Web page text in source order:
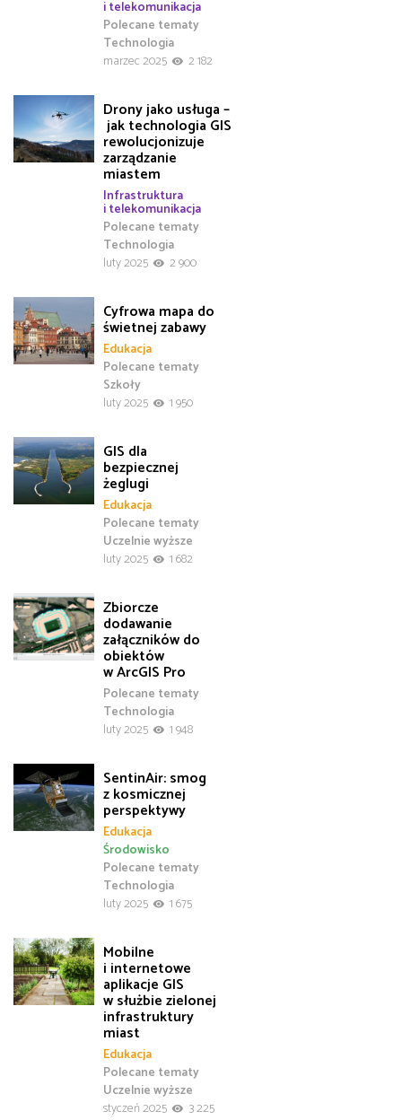
i telekomunikacja
Polecane tematy
Technologia
marzec 2025
2 182
Drony jako usługa –
jak technologia GIS
rewolucjonizuje
zarządzanie
miastem
Infrastruktura
i telekomunikacja
Polecane tematy
Technologia
luty 2025
2 900
Cyfrowa mapa do
świetnej zabawy
Edukacja
Polecane tematy
Szkoły
luty 2025
1 950
GIS dla
bezpiecznej
żeglugi
Edukacja
Polecane tematy
Uczelnie wyższe
luty 2025
1 682
Zbiorcze
dodawanie
załączników do
obiektów
w ArcGIS Pro
Polecane tematy
Technologia
luty 2025
1 948
SentinAir: smog
z kosmicznej
perspektywy
Edukacja
Polecane tematy
Środowisko
Technologia
luty 2025
1 675
Mobilne
i internetowe
aplikacje GIS
w służbie zielonej
infrastruktury
miast
Edukacja
Polecane tematy
Uczelnie wyższe
styczeń 2025
3 225